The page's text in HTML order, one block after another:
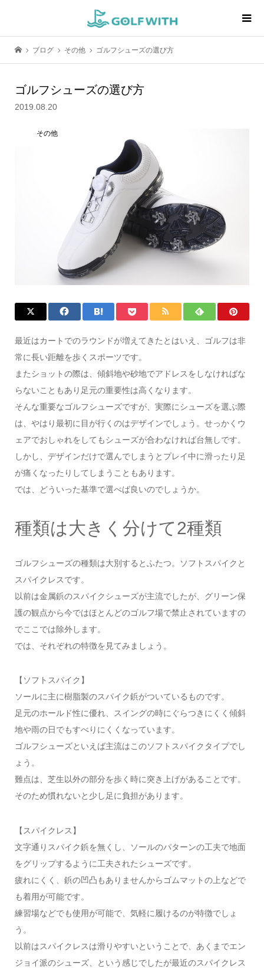
ブログ その他 ゴルフシューズの選び方
ゴルフシューズの選び方
2019.08.20
その他
最近はカートでのラウンドが増えてきたとはいえ、ゴルフは非
常に長い距離を歩くスポーツです。
またショットの際は、傾斜地や砂地でアドレスをしなければな
らないこともあり足元の重要性は高くなります。
そんな重要なゴルフシューズですが、実際にシューズを選ぶ際
は、やはり最初に目が行くのはデザインでしょう。せっかくウ
ェアでおしゃれをしてもシューズが合わなければ台無しです。
しかし、デザインだけで選んでしまうとプレイ中に滑ったり足
が痛くなったりしてしまうこともあります。
では、どういった基準で選べば良いのでしょうか。
種類は大きく分けて2種類
ゴルフシューズの種類は大別するとふたつ。ソフトスパイクと
スパイクレスです。
以前は金属鋲のスパイクシューズが主流でしたが、グリーン保
護の観点から今ではほとんどのゴルフ場で禁止されていますの
でここでは除外します。
では、それぞれの特徴を見てみましょう。
【ソフトスパイク】
ソールに主に樹脂製のスパイク鋲がついているものです。
足元のホールド性に優れ、スイングの時にぐらつきにくく傾斜
地や雨の日でもすべりにくくなっています。
ゴルフシューズといえば主流はこのソフトスパイクタイプでし
ょう。
難点は、芝生以外の部分を歩く時に突き上げがあることです。
そのため慣れないと少し足に負担があります。
【スパイクレス】
文字通りスパイク鋲を無くし、ソールのパターンの工夫で地面
をグリップするように工夫されたシューズです。
疲れにくく、鋲の凹凸もありませんからゴムマットの上などで
も着用が可能です。
練習場などでも使用が可能で、気軽に履けるのが特徴でしょ
う。
以前はスパイクレスは滑りやすいということで、あくまでエン
ジョイ派のシューズ、という感じでしたが最近のスパイクレス